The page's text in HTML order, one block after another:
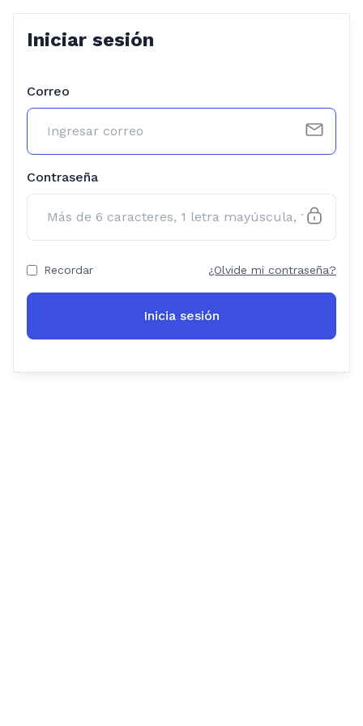
Iniciar sesión
Correo
Contraseña
Recordar ¿Olvide mi contraseña?